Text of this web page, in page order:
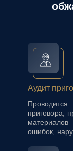
Аудит
приговора,
ошибок,